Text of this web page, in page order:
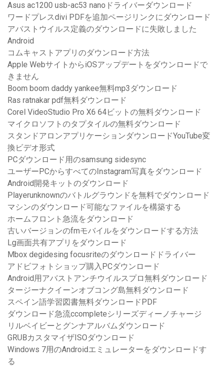
Asus ac1200 usb-ac53 nanoドライバーダウンロード
ワードプレスdivi PDFを追加ページリンクにダウンロード
アバストウイルス定義のダウンロードに失敗しました
Android
コムキャストアプリのダウンロード方法
Apple WebサイトからiOSアップデートをダウンロードで
きません
Boom boom daddy yankee無料mp3ダウンロード
Ras ratnakar pdf無料ダウンロード
Corel VideoStudio Pro X6 64ビットの無料ダウンロード
マイクロソフトのタプタイルの無料ダウンロード
スタンドアロンアプリケーションダウンロードYouTube変
換ビデオ形式
PCダウンロード用のsamsung sidesync
ユーザーPCからすべてのInstagram写真をダウンロード
Android開発キットのダウンロード
Playerunknownのバトルグラウンドを無料でダウンロード
マシンのダウンロード可能なファイルを構築する
ホームフロント急流をダウンロード
古いバージョンのfmモバイルをダウンロードする方法
Lg画面共有アプリをダウンロード
Mbox degidesing focusriteのダウンロードドライバー
アドビフォトショップ購入PCダウンロード
Android用アバストアンチウイルスプロ無料ダウンロード
タージーナクイーンオブコング島無料ダウンロード
スペイン語学習図書無料ダウンロードPDF
ダウンロード急流ccompleteシリーズディーノチャージ
リルベイビーとグンナアルバムダウンロード
GRUBカスタマイザISOダウンロード
Windows 7用のAndroidエミュレーターをダウンロードす
る